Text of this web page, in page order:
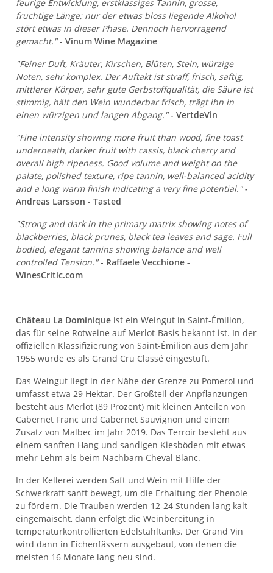
feurige Entwicklung, erstklassiges Tannin, grosse,
fruchtige Länge; nur der etwas bloss liegende Alkohol
stört etwas in dieser Phase. Dennoch hervorragend
gemacht." - Vinum Wine Magazine
"Feiner Duft, Kräuter, Kirschen, Blüten, Stein, würzige
Noten, sehr komplex. Der Auftakt ist straff, frisch, saftig,
mittlerer Körper, sehr gute Gerbstoffqualität, die Säure ist
stimmig, hält den Wein wunderbar frisch, trägt ihn in
einen würzigen und langen Abgang." - VertdeVin
"Fine intensity showing more fruit than wood, fine toast
underneath, darker fruit with cassis, black cherry and
overall high ripeness. Good volume and weight on the
palate, polished texture, ripe tannin, well-balanced acidity
and a long warm finish indicating a very fine potential." -
Andreas Larsson - Tasted
"Strong and dark in the primary matrix showing notes of
blackberries, black prunes, black tea leaves and sage. Full
bodied, elegant tannins showing balance and well
controlled Tension." - Raffaele Vecchione -
WinesCritic.com
Château La Dominique ist ein Weingut in Saint-Émilion,
das für seine Rotweine auf Merlot-Basis bekannt ist. In der
offiziellen Klassifizierung von Saint-Émilion aus dem Jahr
1955 wurde es als Grand Cru Classé eingestuft.
Das Weingut liegt in der Nähe der Grenze zu Pomerol und
umfasst etwa 29 Hektar. Der Großteil der Anpflanzungen
besteht aus Merlot (89 Prozent) mit kleinen Anteilen von
Cabernet Franc und Cabernet Sauvignon und einem
Zusatz von Malbec im Jahr 2019. Das Terroir besteht aus
einem sanften Hang und sandigen Kiesböden mit etwas
mehr Lehm als beim Nachbarn Cheval Blanc.
In der Kellerei werden Saft und Wein mit Hilfe der
Schwerkraft sanft bewegt, um die Erhaltung der Phenole
zu fördern. Die Trauben werden 12-24 Stunden lang kalt
eingemaischt, dann erfolgt die Weinbereitung in
temperaturkontrollierten Edelstahltanks. Der Grand Vin
wird dann in Eichenfässern ausgebaut, von denen die
meisten 16 Monate lang neu sind.